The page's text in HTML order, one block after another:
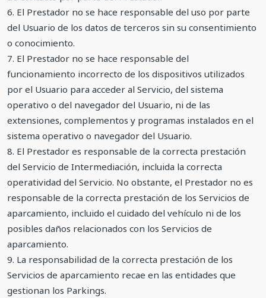
6. El Prestador no se hace responsable del uso por parte
del Usuario de los datos de terceros sin su consentimiento
o conocimiento.
7. El Prestador no se hace responsable del
funcionamiento incorrecto de los dispositivos utilizados
por el Usuario para acceder al Servicio, del sistema
operativo o del navegador del Usuario, ni de las
extensiones, complementos y programas instalados en el
sistema operativo o navegador del Usuario.
8. El Prestador es responsable de la correcta prestación
del Servicio de Intermediación, incluida la correcta
operatividad del Servicio. No obstante, el Prestador no es
responsable de la correcta prestación de los Servicios de
aparcamiento, incluido el cuidado del vehículo ni de los
posibles daños relacionados con los Servicios de
aparcamiento.
9. La responsabilidad de la correcta prestación de los
Servicios de aparcamiento recae en las entidades que
gestionan los Parkings.